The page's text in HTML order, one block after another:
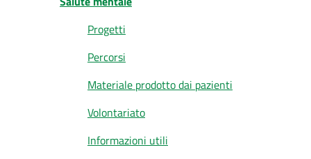
Progetti
Percorsi
Materiale prodotto dai pazienti
Volontariato
Informazioni utili